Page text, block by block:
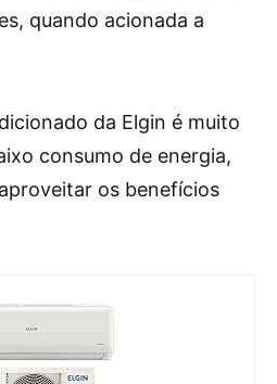
quando acionada a
da Elgin é muito
consumo de energia,
os benefícios